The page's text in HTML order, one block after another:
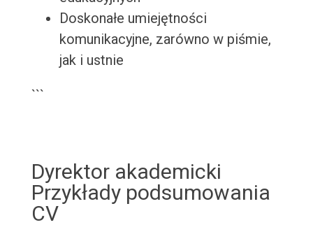
Doskonałe umiejętności
komunikacyjne, zarówno w piśmie,
jak i ustnie
```
Dyrektor akademicki
Przykłady podsumowania
CV